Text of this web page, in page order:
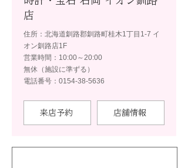
店
住所：北海道釧路郡釧路町桂木1丁目1-7 イ
オン釧路店1F
営業時間：10:00～20:00
無休（施設に準ずる）
電話番号：0154-38-5636
来店予約 店舗情報